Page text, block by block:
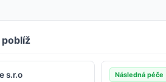
s.r.o Následná péče